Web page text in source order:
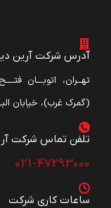
آدرس شرکت آرین
تهــران، اتوبـــان
(گمرک غرب)، خیابان
تلفن تماس شرکت
021-47293000
ساعات کاری شرکت